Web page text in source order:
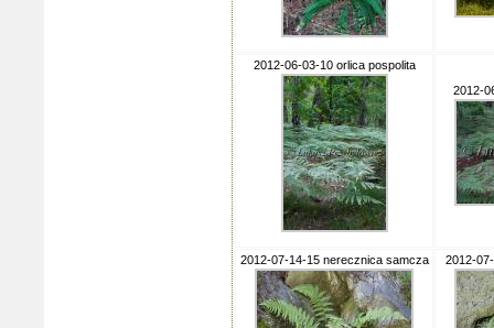
2012-06-03-10 orlica pospolita
2012-
2012-07-14-15 nerecznica samcza 2012-